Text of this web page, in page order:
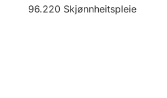
96.220 Skjønnheitspleie